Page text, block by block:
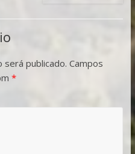
será publicado. Campos
*